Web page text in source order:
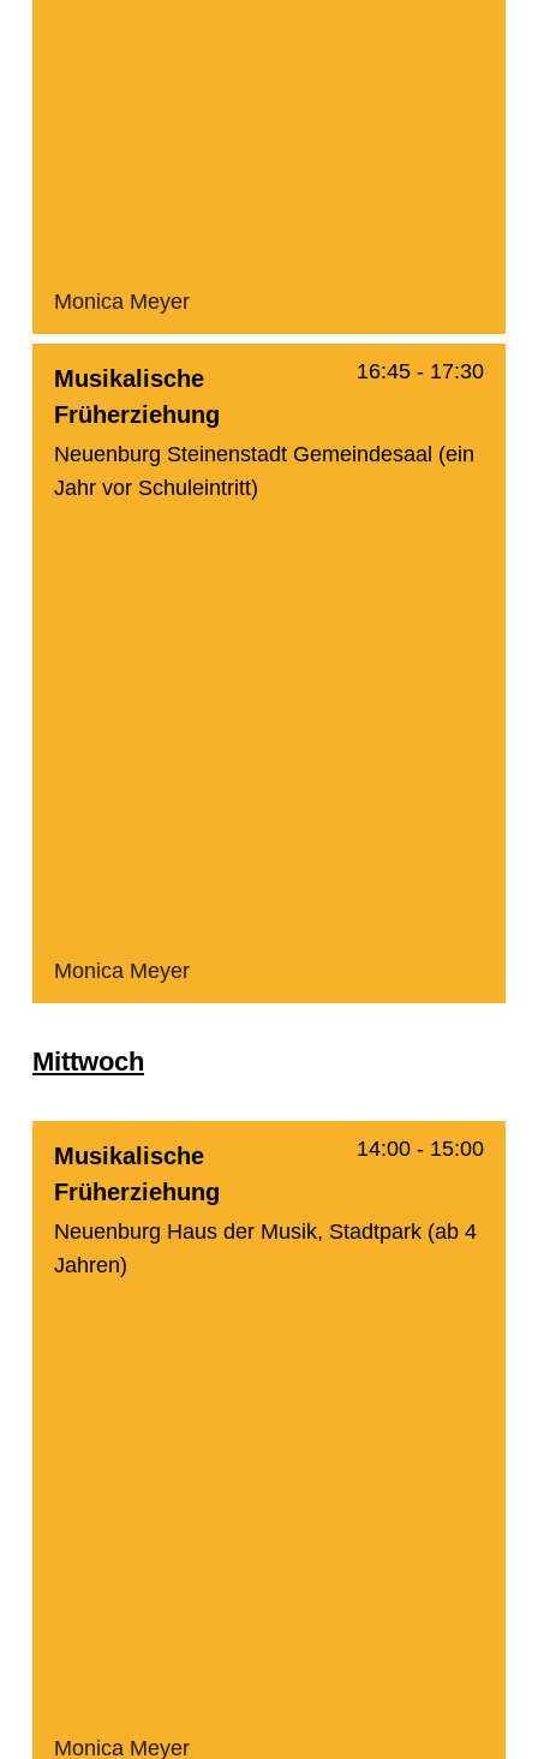
Monica Meyer
16:45 - 17:30
Musikalische
Früherziehung
Neuenburg Steinenstadt Gemeindesaal (ein
Jahr vor Schuleintritt)
Monica Meyer
Mittwoch
14:00 - 15:00
Musikalische
Früherziehung
Neuenburg Haus der Musik, Stadtpark (ab 4
Jahren)
Monica Meyer